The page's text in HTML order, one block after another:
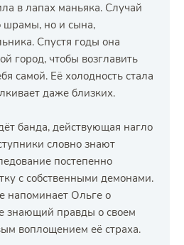
в лапах маньяка. Случай
шрамы, но и сына,
Спустя годы она
город, чтобы возглавить
самой. Её холодность стала
даже близких.
банда, действующая нагло
словно знают
постепенно
с собственными демонами.
напоминает Ольге о
знающий правды о своем
воплощением её страха.